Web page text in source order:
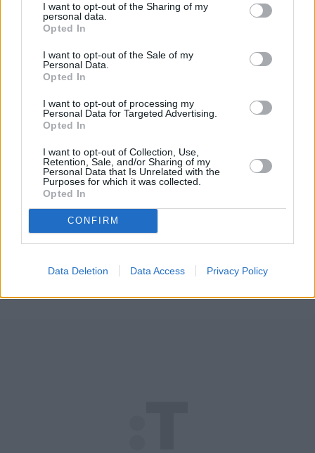
I want to opt-out of the Sharing of my
personal data.
Opted In
I want to opt-out of the Sale of my
Personal Data.
Opted In
I want to opt-out of processing my
Personal Data for Targeted Advertising.
Opted In
I want to opt-out of Collection, Use,
Retention, Sale, and/or Sharing of my
Personal Data that Is Unrelated with the
Purposes for which it was collected.
Opted In
CONFIRM
Data Deletion Data Access Privacy Policy
używa prawdziwego masła, świeżych jaj,
normalnego tłuszczu
nie pod tabelkę zysków w Excelu. Pewnie, są
wyjątki, bo nie brakuje cwaniaków, ale większa
cukierni niż z dyskontu.
To jest różnica między jedzeniem a produktem
spożywczym – między czymś, co ma dawać
przyjemność, a czymś, co ma się po prostu sprzedać.
REKLAMA